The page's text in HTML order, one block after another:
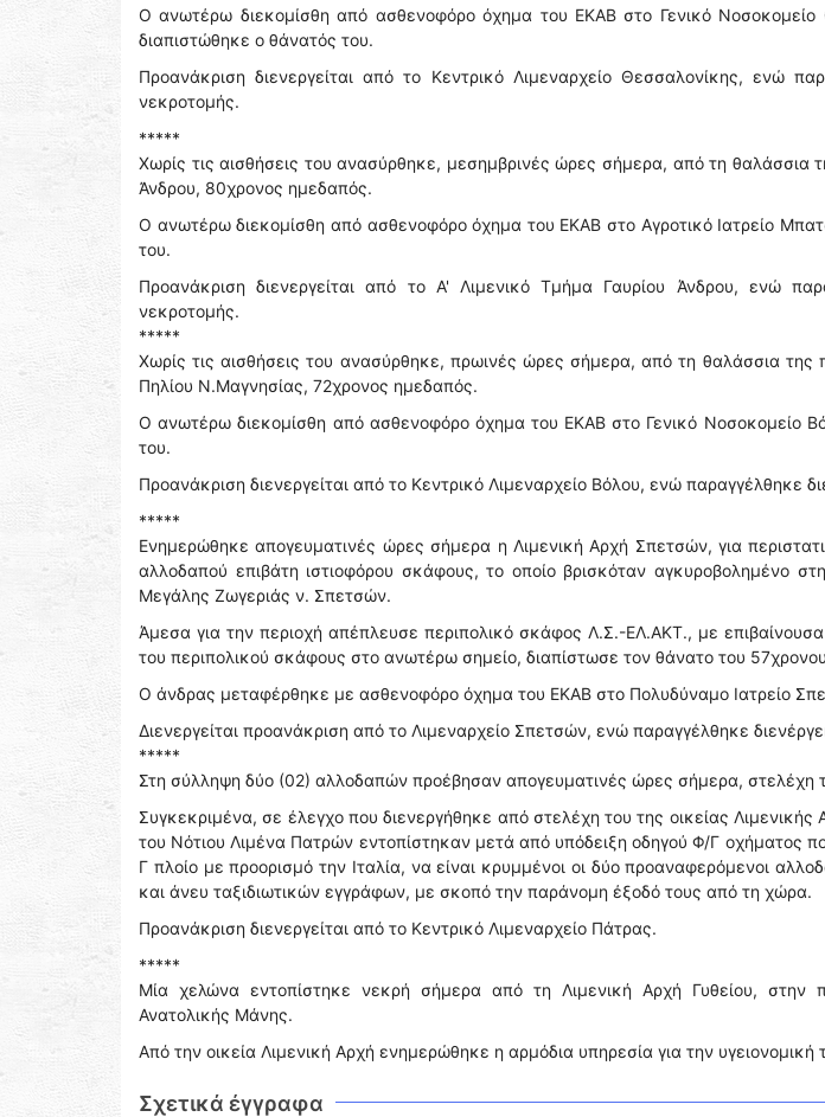
Ο ανωτέρω διεκομίσθη από ασθενοφόρο όχημα του ΕΚΑΒ στο Γενικό Νοσοκομείο
διαπιστώθηκε ο θάνατός του.
Προανάκριση διενεργείται από το Κεντρικό Λιμεναρχείο Θεσσαλονίκης, ενώ
νεκροτομής.
*****
Χωρίς τις αισθήσεις του ανασύρθηκε, μεσημβρινές ώρες σήμερα, από τη θαλάσσια
Ἀνδρου, 80χρονος ημεδαπός.
Ο ανωτέρω διεκομίσθη από ασθενοφόρο όχημα του ΕΚΑΒ στο Αγροτικό Ιατρείο
του.
Προανάκριση διενεργείται από το Α' Λιμενικό Τμήμα Γαυρίου Άνδρου, ενώ
νεκροτομής.
*****
Χωρίς τις αισθήσεις του ανασύρθηκε, πρωινές ώρες σήμερα, από τη θαλάσσια της
Πηλίου Ν.Μαγνησίας, 72χρονος ημεδαπός.
Ο ανωτέρω διεκομίσθη από ασθενοφόρο όχημα του ΕΚΑΒ στο Γενικό Νοσοκομείο
του.
Προανάκριση διενεργείται από το Κεντρικό Λιμεναρχείο Βόλου, ενώ παραγγέλθηκε
*****
Ενημερώθηκε απογευματινές ώρες σήμερα η Λιμενική Αρχή Σπετσών, για
αλλοδαπού επιβάτη ιστιοφόρου σκάφους, το οποίο βρισκόταν αγκυροβολημένο
Μεγάλης Ζωγεριάς ν. Σπετσών.
Άμεσα για την περιοχή απέπλευσε περιπολικό σκάφος Λ.Σ.-ΕΛ.ΑΚΤ., με
του περιπολικού σκάφους στο ανωτέρω σημείο, διαπίστωσε τον θάνατο του
Ο άνδρας μεταφέρθηκε με ασθενοφόρο όχημα του ΕΚΑΒ στο Πολυδύναμο Ιατρείο
Διενεργείται προανάκριση από το Λιμεναρχείο Σπετσών, ενώ παραγγέλθηκε
*****
Στη σύλληψη δύο (02) αλλοδαπών προέβησαν απογευματινές ώρες σήμερα, στελέχη
Συγκεκριμένα, σε έλεγχο που διενεργήθηκε από στελέχη του της οικείας
του Νότιου Λιμένα Πατρών εντοπίστηκαν μετά από υπόδειξη οδηγού Φ/Γ οχήματος
Γ πλοίο με προορισμό την Ιταλία, να είναι κρυμμένοι οι δύο προαναφερόμενοι
και άνευ ταξιδιωτικών εγγράφων, με σκοπό την παράνομη έξοδό τους από τη χώρα.
Προανάκριση διενεργείται από το Κεντρικό Λιμεναρχείο Πάτρας.
*****
Μία χελώνα εντοπίστηκε νεκρή σήμερα από τη Λιμενική Αρχή Γυθείου, στην
Ανατολικής Μάνης.
Από την οικεία Λιμενική Αρχή ενημερώθηκε η αρμόδια υπηρεσία για την υγειονομική
Σχετικά έγγραφα